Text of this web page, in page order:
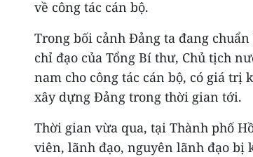
về công tác cán bộ.
Trong bối cảnh Đảng ta đang
chỉ đạo của Tổng Bí thư, Chủ tịch
nam cho công tác cán bộ, có giá trị
xây dựng Đảng trong thời gian tới.
Thời gian vừa qua, tại Thành phố
viên, lãnh đạo, nguyên lãnh đạo